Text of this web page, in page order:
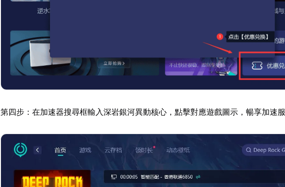
第四步：在加速器搜尋框輸入深岩銀河異動核心，點擊對應遊戲圖示，暢享加速